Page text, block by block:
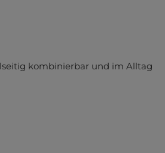
kombinierbar und im Alltag